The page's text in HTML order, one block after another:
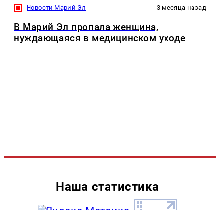
Новости Марий Эл 3 месяца назад
В Марий Эл пропала женщина,
нуждающаяся в медицинском уходе
Наша статистика